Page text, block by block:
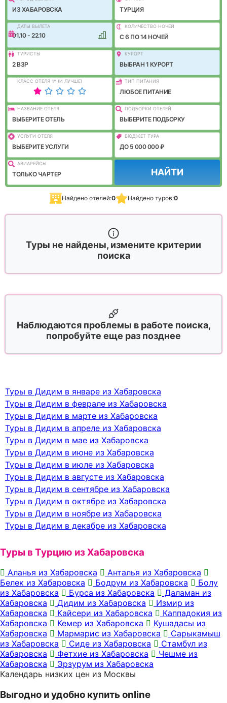
ИЗ ХАБАРОВСКА ТУРЦИЯ
ДАТЫ ВЫЛЕТА
01.10 - 22.10
КОЛИЧЕСТВО НОЧЕЙ
C 6 ПО 14 НОЧЕЙ
ТУРИСТЫ
2 ВЗР
КУРОРТ
ВЫБРАН 1 КУРОРТ
КЛАСС ОТЕЛЯ 1* (И ЛУЧШЕ) ТИП ПИТАНИЯ
ЛЮБОЕ ПИТАНИЕ
НАЗВАНИЕ ОТЕЛЯ
ВЫБЕРИТЕ ОТЕЛЬ
ПОДБОРКИ ОТЕЛЕЙ
ВЫБЕРИТЕ ПОДБОРКУ
УСЛУГИ ОТЕЛЯ
ВЫБЕРИТЕ УСЛУГИ
БЮДЖЕТ ТУРА
ДО 5 000 000 ₽
АВИАРЕЙСЫ
ТОЛЬКО ЧАРТЕР НАЙТИ
Найдено отелей:0 Найдено туров:0
Туры не найдены, измените критерии
поиска
Наблюдаются проблемы в работе поиска,
попробуйте еще раз позднее
Туры в Дидим в январе из Хабаровска
Туры в Дидим в феврале из Хабаровска
Туры в Дидим в марте из Хабаровска
Туры в Дидим в апреле из Хабаровска
Туры в Дидим в мае из Хабаровска
Туры в Дидим в июне из Хабаровска
Туры в Дидим в июле из Хабаровска
Туры в Дидим в августе из Хабаровска
Туры в Дидим в сентябре из Хабаровска
Туры в Дидим в октябре из Хабаровска
Туры в Дидим в ноябре из Хабаровска
Туры в Дидим в декабре из Хабаровска
Туры в Турцию из Хабаровска
Аланья из Хабаровска
Анталья из Хабаровска
Белек из Хабаровска
Бодрум из Хабаровска
Болу
из Хабаровска
Бурса из Хабаровска
Даламан из
Хабаровска
Дидим из Хабаровска
Измир из
Хабаровска
Кайсери из Хабаровска
Каппадокия из
Хабаровска
Кемер из Хабаровска
Кушадасы из
Хабаровска
Мармарис из Хабаровска
Сарыкамыш
из Хабаровска
Сиде из Хабаровска
Стамбул из
Хабаровска
Фетхие из Хабаровска
Чешме из
Хабаровска
Эрзурум из Хабаровска
Календарь низких цен из Москвы
Выгодно и удобно купить online